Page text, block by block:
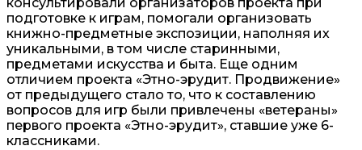
консультировали организаторов проекта при
подготовке к играм, помогали организовать
книжно-предметные экспозиции, наполняя их
уникальными, в том числе старинными,
предметами искусства и быта. Еще одним
отличием проекта «Этно-эрудит. Продвижение»
от предыдущего стало то, что к составлению
вопросов для игр были привлечены «ветераны»
первого проекта «Этно-эрудит», ставшие уже 6-
классниками.